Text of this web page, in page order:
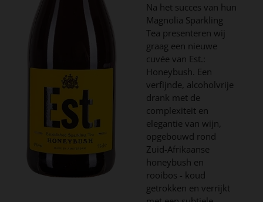
Na het succes van hun
Magnolia Sparkling
Tea presenteren wij
graag een nieuwe
cuvée van Est.:
Honeybush. Een
verfijnde, alcoholvrije
drank met de
complexiteit en
elegantie van wijn,
opgebouwd rond
Zuid-Afrikaanse
honeybush en
rooibos - koud
getrokken en verrijkt